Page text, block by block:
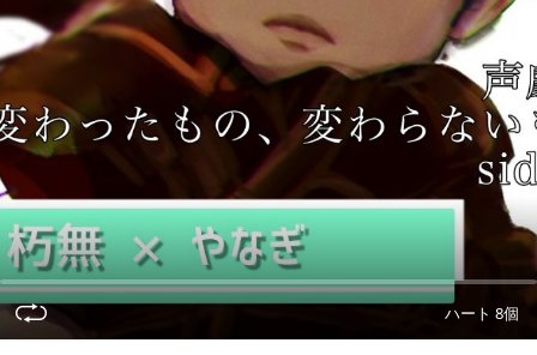
ハート 8個